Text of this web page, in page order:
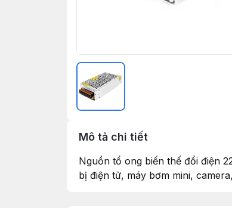
Mô tả chi tiết
Nguồn tổ ong biến thế đổi điện
bị điện tử, máy bơm mini,